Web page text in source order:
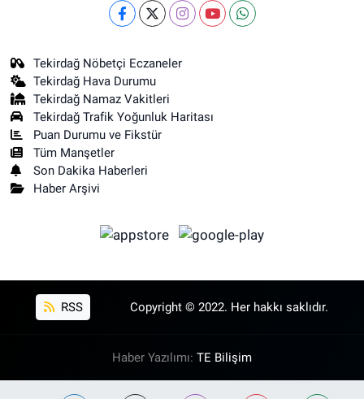
Tekirdağ Nöbetçi Eczaneler
Tekirdağ Hava Durumu
Tekirdağ Namaz Vakitleri
Tekirdağ Trafik Yoğunluk Haritası
Puan Durumu ve Fikstür
Tüm Manşetler
Son Dakika Haberleri
Haber Arşivi
RSS Copyright © 2022. Her hakkı saklıdır.
Haber Yazılımı: TE Bilişim